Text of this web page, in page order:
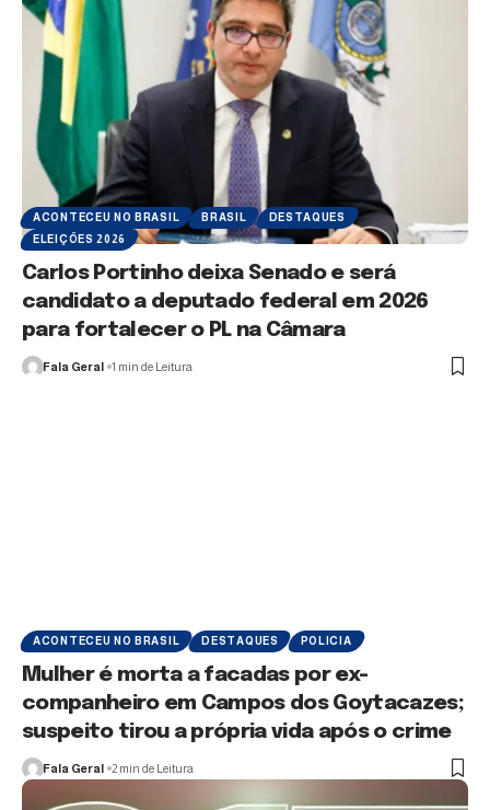
ACONTECEU NO BRASIL BRASIL
DESTAQUES
ELEIÇÕES 2026
Carlos Portinho deixa Senado e será
candidato a deputado federal em 2026
para fortalecer o PL na Câmara
Fala Geral 1 min de Leitura
ACONTECEU NO BRASIL DESTAQUES POLICIA
Mulher é morta a facadas por ex-
companheiro em Campos dos Goytacazes;
suspeito tirou a própria vida após o crime
Fala Geral 2 min de Leitura